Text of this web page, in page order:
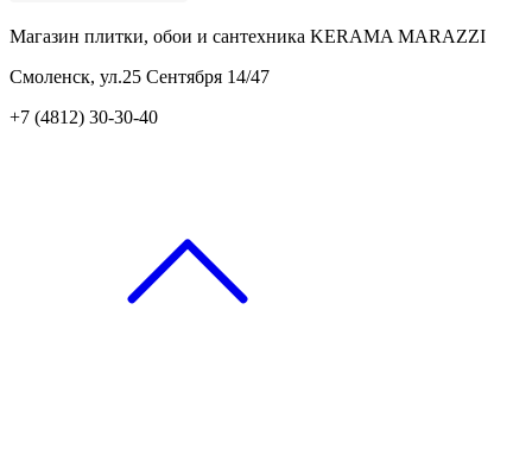
Магазин плитки, обои и сантехника KERAMA MARAZZI
Смоленск, ул.25 Сентября 14/47
+7 (4812) 30-30-40